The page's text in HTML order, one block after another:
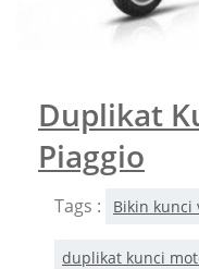
Duplikat
Piaggio
Tags : Bikin kunci
duplikat kunci